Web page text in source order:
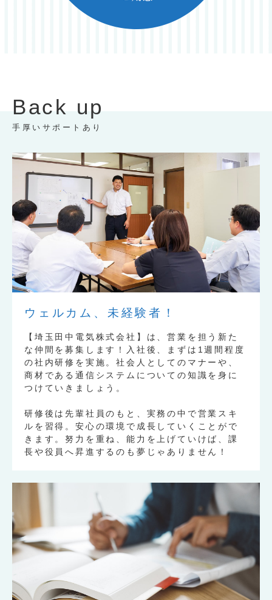
Back up
手厚いサポートあり
ウェルカム、未経験者！
【埼玉田中電気株式会社】は、営業を担う新た
な仲間を募集します！入社後、まずは1週間程度
の社内研修を実施。社会人としてのマナーや、
商材である通信システムについての知識を身に
つけていきましょう。
研修後は先輩社員のもと、実務の中で営業スキ
ルを習得。安心の環境で成長していくことがで
きます。努力を重ね、能力を上げていけば、課
長や役員へ昇進するのも夢じゃありません！